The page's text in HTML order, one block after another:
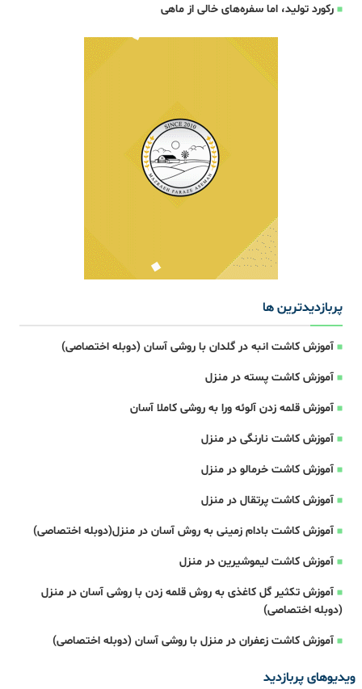
رکورد تولید، اما سفره‌های خالی از ماهی
پربازدیدترین ها
آموزش کاشت انبه در گلدان با روشی آسان (دوبله اختصاصی)
آموزش کاشت پسته در منزل
آموزش قلمه زدن آلوئه ورا به روشی کاملا آسان
آموزش کاشت نارنگی در منزل
آموزش کاشت خرمالو در منزل
آموزش کاشت پرتقال در منزل
آموزش کاشت بادام زمینی به روش آسان در منزل(دوبله اختصاصی)
آموزش کاشت لیموشیرین در منزل
آموزش تکثیر گل کاغذی به روش قلمه زدن با روشی آسان در منزل
(دوبله اختصاصی)
آموزش کاشت زعفران در منزل با روشی آسان (دوبله اختصاصی)
ویدیوهای پربازدید